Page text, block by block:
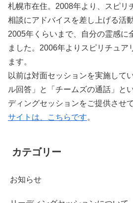
札幌市在住。2008年より、スピリ
相談にアドバイスを差し上げる活
2005年くらいまで、自分の霊感に
ました。2006年よりスピリチュア
ます。
以前は対面セッションを実施して
ル回答」と「チームズの通話」と
ディングセッションをご提供させ
サイトは、こちらです。
カテゴリー
お知らせ